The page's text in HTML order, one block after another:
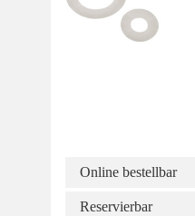
Online bestellbar
Reservierbar